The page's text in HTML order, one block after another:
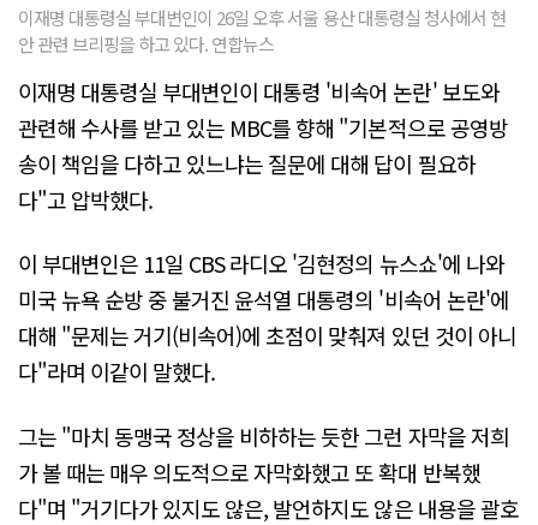
이재명 대통령실 부대변인이 26일 오후 서울 용산 대통령실 청사에서 현
안 관련 브리핑을 하고 있다. 연합뉴스
이재명 대통령실 부대변인이 대통령 '비속어 논란' 보도와
관련해 수사를 받고 있는 MBC를 향해 "기본적으로 공영방
송이 책임을 다하고 있느냐는 질문에 대해 답이 필요하
다"고 압박했다.
이 부대변인은 11일 CBS 라디오 '김현정의 뉴스쇼'에 나와
미국 뉴욕 순방 중 불거진 윤석열 대통령의 '비속어 논란'에
대해 "문제는 거기(비속어)에 초점이 맞춰져 있던 것이 아니
다"라며 이같이 말했다.
그는 "마치 동맹국 정상을 비하하는 듯한 그런 자막을 저희
가 볼 때는 매우 의도적으로 자막화했고 또 확대 반복했
다"며 "거기다가 있지도 않은, 발언하지도 않은 내용을 괄호